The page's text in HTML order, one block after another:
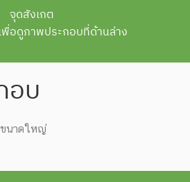
จุดสังเกต
พื่อดูภาพประกอบที่ด้านล่าง
อบ
นาดใหญ่